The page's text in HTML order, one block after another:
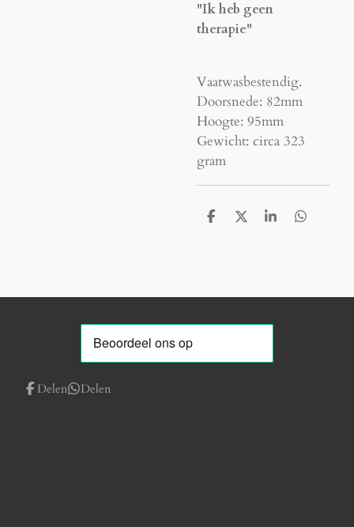
"Ik heb geen
therapie"
Vaatwasbestendig.
Doorsnede: 82mm
Hoogte: 95mm
Gewicht: circa 323
gram
D
D
S
D
Delen Delen